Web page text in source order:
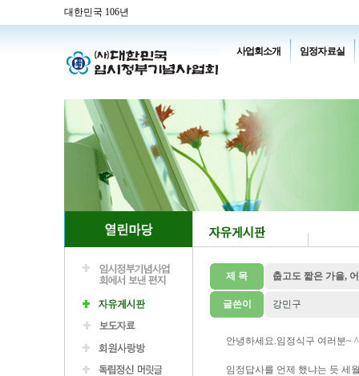
대한민국 106년
사업회소개 임정자료실
제 목 춥고도 짧은 가을,
글쓴이 강민구
안녕하세요.임정식구 여러분~
임정답사를 언제 했냐는 듯 세